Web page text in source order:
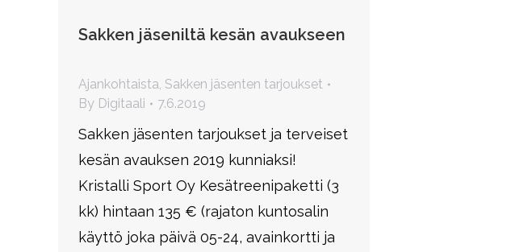
Sakken jäseniltä kesän avaukseen
Ajankohtaista, Sakken jäsenten tarjoukset
By Digitaali 7.6.2019
Sakken jäsenten tarjoukset ja terveiset
kesän avauksen 2019 kunniaksi!
Kristalli Sport Oy Kesätreenipaketti (3
kk) hintaan 135 € (rajaton kuntosalin
käyttö joka päivä 05-24, avainkortti ja